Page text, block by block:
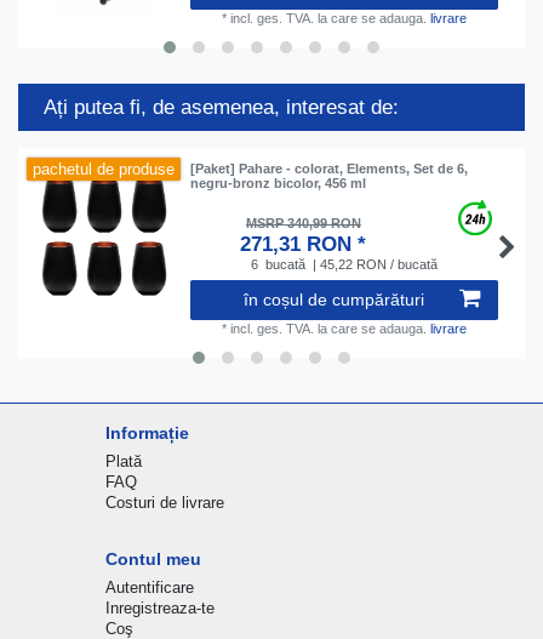
* incl. ges. TVA. la care se adauga. livrare
Ați putea fi, de asemenea, interesat de:
pachetul de produse
[Paket] Pahare - colorat, Elements, Set de 6,
negru-bronz bicolor, 456 ml
MSRP 340,99 RON
271,31 RON *
6 bucată | 45,22 RON / bucată
în coșul de cumpărături
* incl. ges. TVA. la care se adauga. livrare
Informație
Plată
FAQ
Costuri de livrare
Contul meu
Autentificare
Inregistreaza-te
Coş